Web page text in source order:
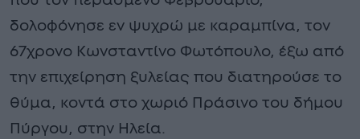
δολοφόνησε εν ψυχρώ με καραμπίνα, τον
67χρονο Κωνσταντίνο Φωτόπουλο, έξω από
την επιχείρηση ξυλείας που διατηρούσε το
θύμα, κοντά στο χωριό Πράσινο του δήμου
Πύργου, στην Ηλεία.